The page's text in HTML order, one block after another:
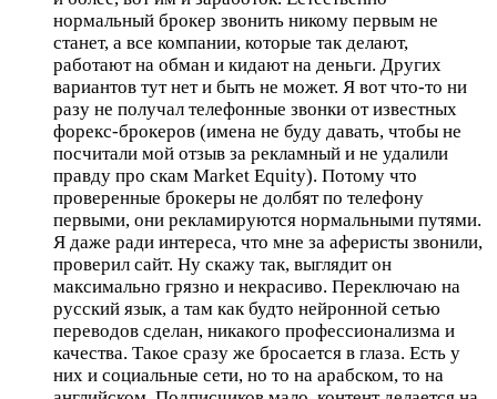
нормальный брокер звонить никому первым не
станет, а все компании, которые так делают,
работают на обман и кидают на деньги. Других
вариантов тут нет и быть не может. Я вот что-то ни
разу не получал телефонные звонки от известных
форекс-брокеров (имена не буду давать, чтобы не
посчитали мой отзыв за рекламный и не удалили
правду про скам Market Equity). Потому что
проверенные брокеры не долбят по телефону
первыми, они рекламируются нормальными путями.
Я даже ради интереса, что мне за аферисты звонили,
проверил сайт. Ну скажу так, выглядит он
максимально грязно и некрасиво. Переключаю на
русский язык, а там как будто нейронной сетью
переводов сделан, никакого профессионализма и
качества. Такое сразу же бросается в глаза. Есть у
них и социальные сети, но то на арабском, то на